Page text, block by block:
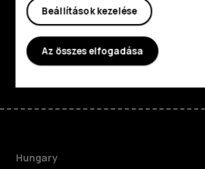
Támogatás
FacebookInstagram
TiktokYoutubeLinkedin
Hungary
Beállítások kezelése
Az összes elfogadása